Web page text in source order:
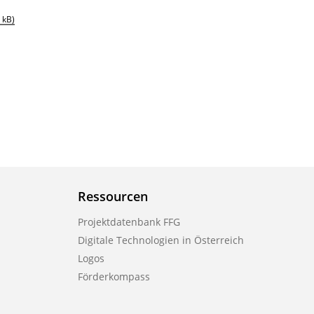
Ressourcen
Projektdatenbank FFG
Digitale Technologien in Österreich
Logos
Förderkompass